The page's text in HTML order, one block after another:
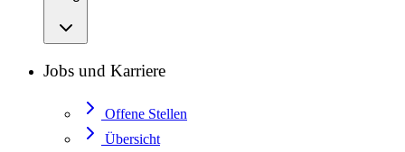
Jobs und Karriere
Offene Stellen
Übersicht